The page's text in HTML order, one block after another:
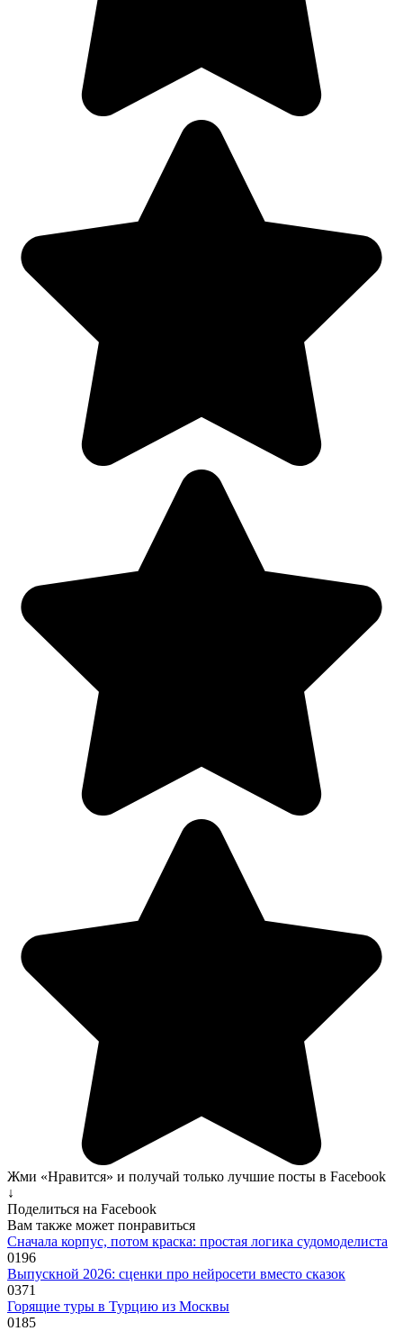
Жми «Нравится» и получай только лучшие посты в Facebook
↓
Поделиться на Facebook
Вам также может понравиться
Сначала корпус, потом краска: простая логика судомоделиста
0196
Выпускной 2026: сценки про нейросети вместо сказок
0371
Горящие туры в Турцию из Москвы
0185